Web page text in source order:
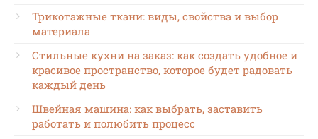
Трикотажные ткани: виды, свойства и выбор
материала
Стильные кухни на заказ: как создать удобное и
красивое пространство, которое будет радовать
каждый день
Швейная машина: как выбрать, заставить
работать и полюбить процесс